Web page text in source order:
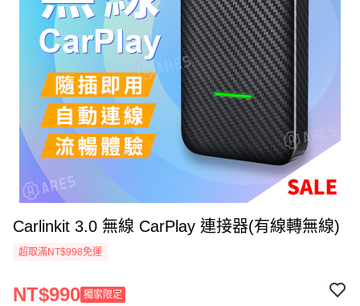
Carlinkit 3.0 無線 CarPlay 連接器(有線轉無線)
超取滿NT$998免運
NT$990 獨家限定